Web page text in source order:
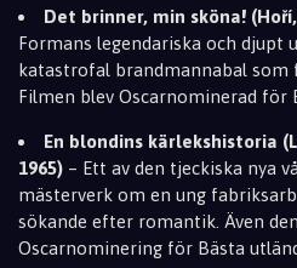
Det brinner, min sköna!
Formans legendariska och djupt
katastrofal brandmannabal som
Filmen blev Oscarnominerad för
En blondins kärlekshistoria
1965) – Ett av den tjeckiska nya
mästerverk om en ung
sökande efter romantik. Även
Oscarnominering för Bästa